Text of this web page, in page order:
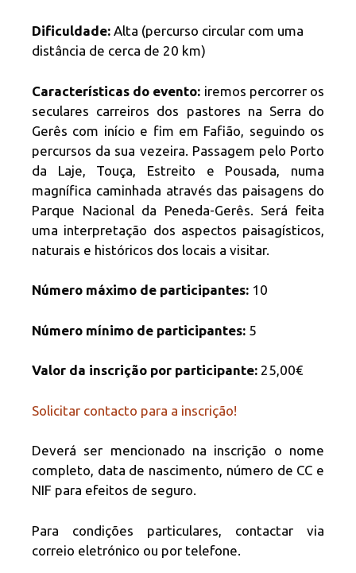
Dificuldade: Alta (percurso circular com uma
distância de cerca de 20 km)
Características do evento: iremos percorrer os
seculares carreiros dos pastores na Serra do
Gerês com início e fim em Fafião, seguindo os
percursos da sua vezeira. Passagem pelo Porto
da Laje, Touça, Estreito e Pousada, numa
magnífica caminhada através das paisagens do
Parque Nacional da Peneda-Gerês. Será feita
uma interpretação dos aspectos paisagísticos,
naturais e históricos dos locais a visitar.
Número máximo de participantes: 10
Número mínimo de participantes: 5
Valor da inscrição por participante: 25,00€
Solicitar contacto para a inscrição!
Deverá ser mencionado na inscrição o nome
completo, data de nascimento, número de CC e
NIF para efeitos de seguro.
Para condições particulares, contactar via
correio eletrónico ou por telefone.